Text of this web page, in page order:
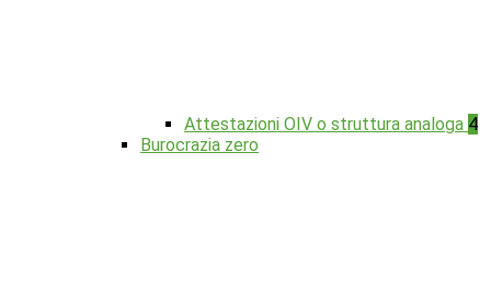
Attestazioni OIV o struttura analoga 4
Burocrazia zero